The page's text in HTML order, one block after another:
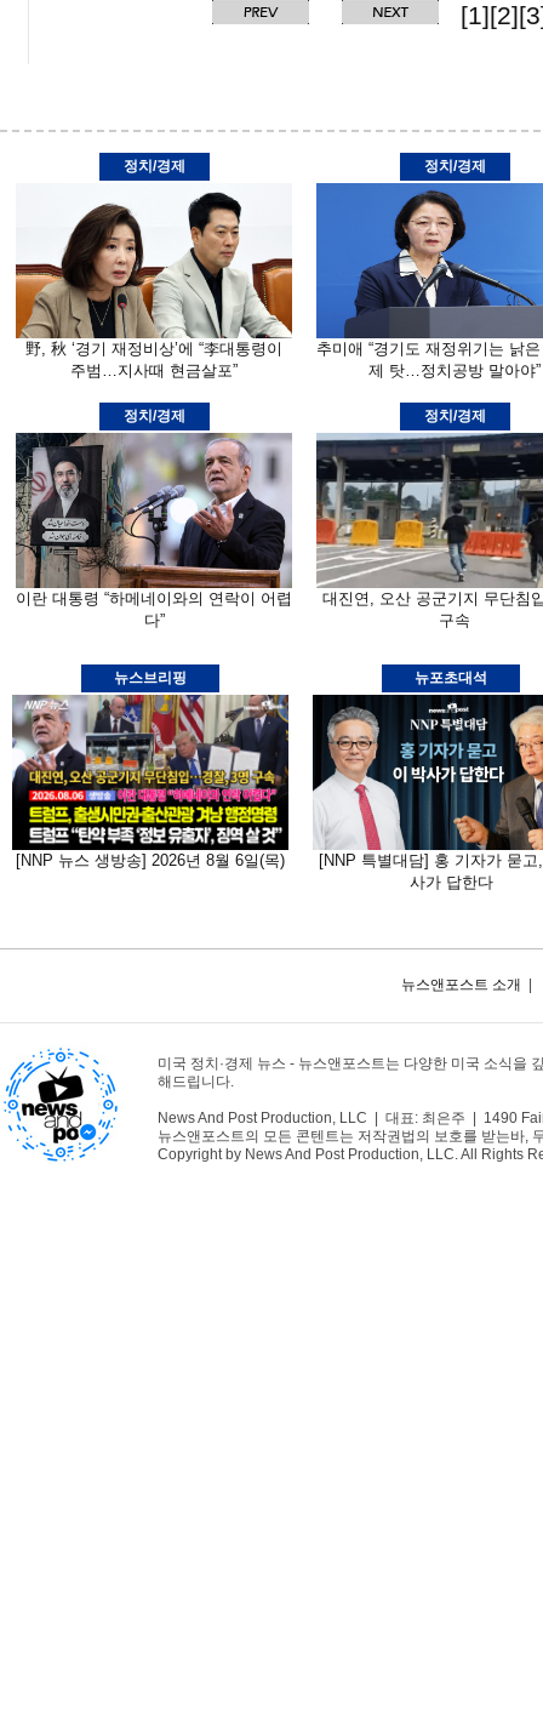
[1][2]
정치/경제
野, 秋 ‘경기 재정비상’에 “李대통령이
주범…지사때 현금살포”
정치/경제
추미애 “경기도 재정위기는 낡
제 탓…정치공방 말아야”
정치/경제
이란 대통령 “하메네이와의 연락이 어렵
다”
정치/경제
대진연, 오산 공군기지 무단침
구속
뉴스브리핑
[NNP 뉴스 생방송] 2026년 8월 6일(목)
뉴포초대석
[NNP 특별대담] 홍 기자가 묻고
사가 답한다
뉴스앤포스트 소개
미국 정치·경제 뉴스 - 뉴스앤포스트는 다양한 미국 소식을
해드립니다.
News And Post Production, LLC | 대표: 최은주 | 1490
뉴스앤포스트의 모든 콘텐트는 저작권법의 보호를 받는바,
Copyright by News And Post Production, LLC. All Rights